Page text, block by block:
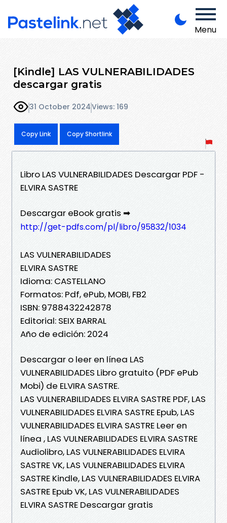
Menu
[Kindle] LAS VULNERABILIDADES
descargar gratis
31 October 2024Views: 169
Copy Link Copy Shortlink
Libro LAS VULNERABILIDADES Descargar PDF -
ELVIRA SASTRE
Descargar eBook gratis ➡
http://get-pdfs.com/pl/libro/95832/1034
LAS VULNERABILIDADES
ELVIRA SASTRE
Idioma: CASTELLANO
Formatos: Pdf, ePub, MOBI, FB2
ISBN: 9788432242878
Editorial: SEIX BARRAL
Año de edición: 2024
Descargar o leer en línea LAS
VULNERABILIDADES Libro gratuito (PDF ePub
Mobi) de ELVIRA SASTRE.
LAS VULNERABILIDADES ELVIRA SASTRE PDF, LAS
VULNERABILIDADES ELVIRA SASTRE Epub, LAS
VULNERABILIDADES ELVIRA SASTRE Leer en
línea , LAS VULNERABILIDADES ELVIRA SASTRE
Audiolibro, LAS VULNERABILIDADES ELVIRA
SASTRE VK, LAS VULNERABILIDADES ELVIRA
SASTRE Kindle, LAS VULNERABILIDADES ELVIRA
SASTRE Epub VK, LAS VULNERABILIDADES
ELVIRA SASTRE Descargar gratis